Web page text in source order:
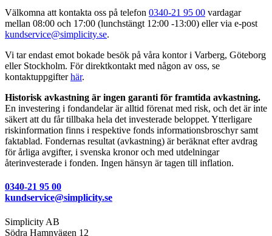
Välkomna att kontakta oss på telefon 0340-21 95 00 vardagar
mellan 08:00 och 17:00 (lunchstängt 12:00 -13:00) eller via e-post
kundservice@simplicity.se.
Vi tar endast emot bokade besök på våra kontor i Varberg, Göteborg
eller Stockholm. För direktkontakt med någon av oss, se
kontaktuppgifterhär.
Historisk avkastning är ingen garanti för framtida avkastning.
En investering i fondandelar är alltid förenat med risk, och det är inte
säkert att du får tillbaka hela det investerade beloppet. Ytterligare
riskinformation finns i respektive fonds informationsbroschyr samt
faktablad. Fondernas resultat (avkastning) är beräknat efter avdrag
för årliga avgifter, i svenska kronor och med utdelningar
återinvesterade i fonden. Ingen hänsyn är tagen till inflation.
0340-21 95 00
kundservice@simplicity.se
Simplicity AB
Södra Hamnvägen 12